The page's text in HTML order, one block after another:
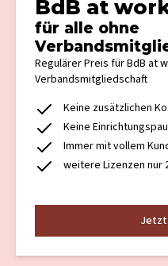
BdB at
für alle ohne
Regulärer Preis für BdB at
Verbandsmitgliedschaft
Keine zusätzlichen
Keine
Immer mit vollem
weitere Lizenzen nur